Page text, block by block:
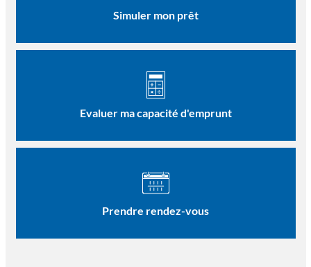
Simuler mon prêt
Evaluer ma capacité d'emprunt
Prendre rendez-vous